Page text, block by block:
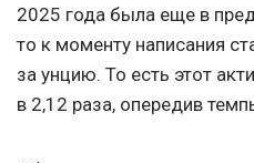
2025 года была еще в
то к моменту написания
за унцию. То есть этот
в 2,12 раза, опередив